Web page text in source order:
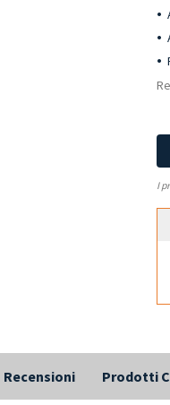
I
Recensioni Prodotti